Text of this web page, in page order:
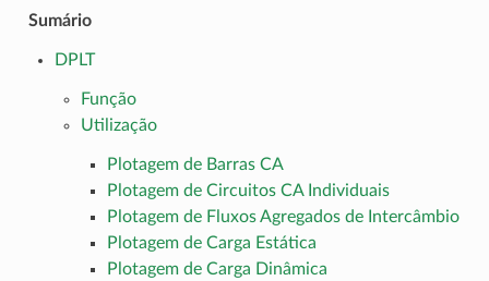
Sumário
DPLT
Função
Utilização
Plotagem de Barras CA
Plotagem de Circuitos CA Individuais
Plotagem de Fluxos Agregados de Intercâmbio
Plotagem de Carga Estática
Plotagem de Carga Dinâmica